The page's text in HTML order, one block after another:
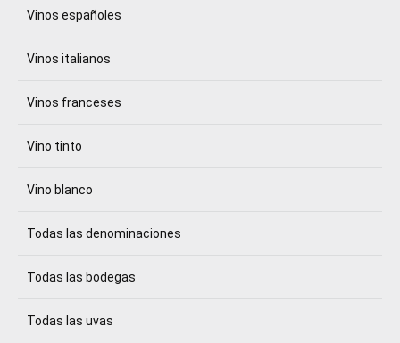
Vinos españoles
Vinos italianos
Vinos franceses
Vino tinto
Vino blanco
Todas las denominaciones
Todas las bodegas
Todas las uvas